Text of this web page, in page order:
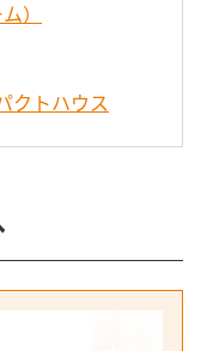
）
クトハウス